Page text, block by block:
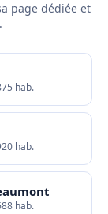
page dédiée et
hab.
hab.
hab.